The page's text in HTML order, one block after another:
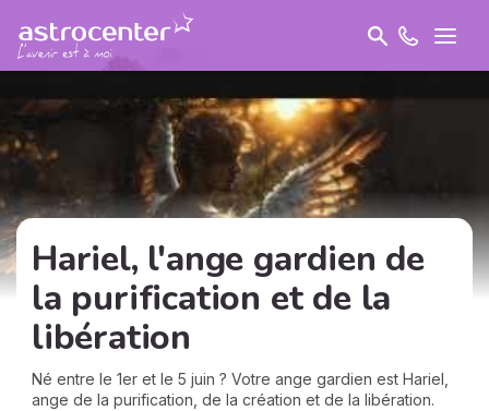
Hariel, l'ange gardien de
la purification et de la
libération
Né entre le 1er et le 5 juin ? Votre ange gardien est Hariel,
ange de la purification, de la création et de la libération.